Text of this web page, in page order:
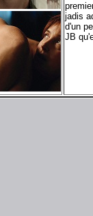
jadis
d'un
JB